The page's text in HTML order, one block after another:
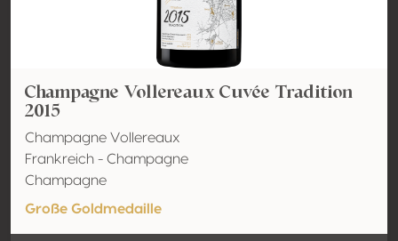
Champagne Vollereaux Cuvée Tradition
2015
Champagne Vollereaux
Frankreich - Champagne
Champagne
Große Goldmedaille